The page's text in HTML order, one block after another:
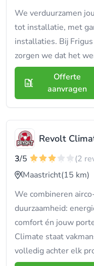
We verduurzamen
tot installatie, met
installaties. Bij
zorgen we dat het
Offerte
aanvragen
Revolt
3/5
(2
Maastricht(15 km)
We combineren
duurzaamheid:
comfort én jouw
Climate staat
volledig achter elk